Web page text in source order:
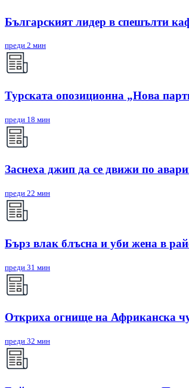
Българският лидер в спешълти
преди 2 мин
Турската опозиционна „Нова
преди 18 мин
Заснеха джип да се движи по
преди 22 мин
Бърз влак блъсна и уби жена в
преди 31 мин
Откриха огнище на Африканска
преди 32 мин